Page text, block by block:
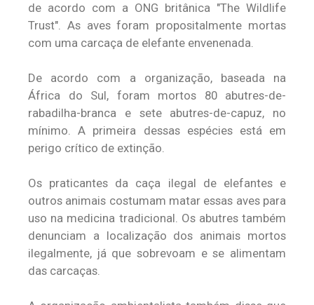
de acordo com a ONG britânica "The Wildlife
Trust". As aves foram propositalmente mortas
com uma carcaça de elefante envenenada.
De acordo com a organização, baseada na
África do Sul, foram mortos 80 abutres-de-
rabadilha-branca e sete abutres-de-capuz, no
mínimo. A primeira dessas espécies está em
perigo crítico de extinção.
Os praticantes da caça ilegal de elefantes e
outros animais costumam matar essas aves para
uso na medicina tradicional. Os abutres também
denunciam a localização dos animais mortos
ilegalmente, já que sobrevoam e se alimentam
das carcaças.